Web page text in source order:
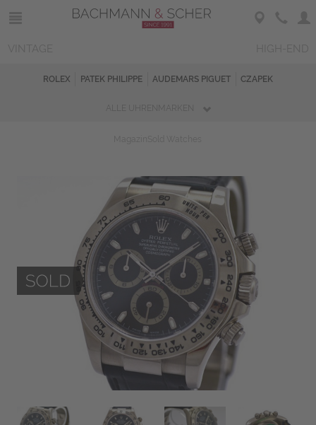
ROLEX PATEK PHILIPPE AUDEMARS PIGUET CZAPEK